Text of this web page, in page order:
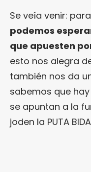
Se veía venir:
podemos
que apuesten
esto nos alegra
también nos da
sabemos que
se apuntan a la
joden la PUTA